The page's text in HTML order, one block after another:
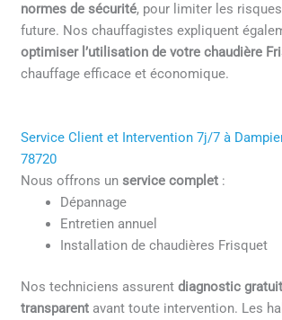
normes de sécurité, pour limiter les
future. Nos chauffagistes expliquent
optimiser l’utilisation de votre chaudière
chauffage efficace et économique.
Service Client et Intervention 7j/7 à
78720
Nous offrons unservice complet :
Dépannage
Entretien annuel
Installation de chaudières Frisquet
Nos techniciens assurentdiagnostic
transparent avant toute intervention. Les